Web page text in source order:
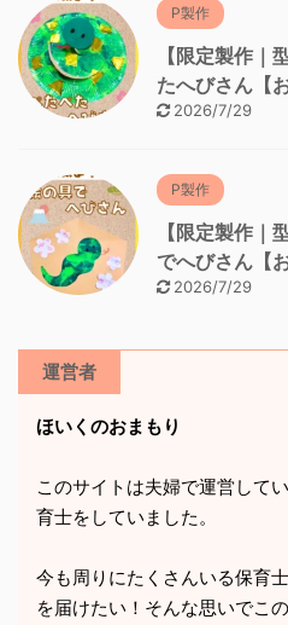
P製作
【限定製作｜
たへびさん【
2026/7/29
P製作
【限定製作｜
でへびさん【
2026/7/29
運営者
ほいくのおまもり
このサイトは夫婦で運営して
育士をしていました。
今も周りにたくさんいる保育
を届けたい！そんな思いでこ